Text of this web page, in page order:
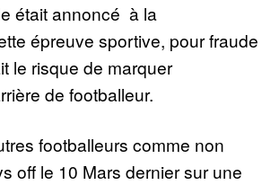
était annoncé à la
épreuve sportive, pour fraude
le risque de marquer
de footballeur.
footballeurs comme non
off le 10 Mars dernier sur une